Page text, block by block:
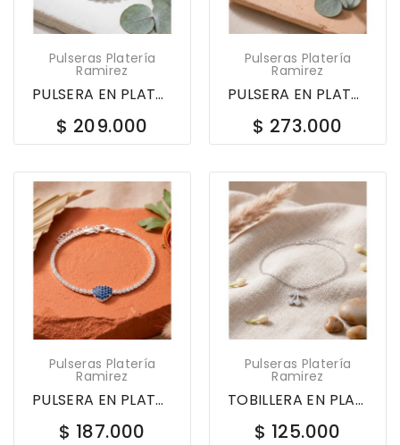
Pulseras Platería
Ramirez
PULSERA EN PLATA LEY 925 TENIS CONBINADA CON...
$ 209.000
Pulseras Platería
Ramirez
PULSERA EN PLATA LEY 925 TENIS CON CIRCONES 603361
$ 273.000
Pulseras Platería
Ramirez
PULSERA EN PLATA LEY 925 TENIS CORAZON CON...
$ 187.000
Pulseras Platería
Ramirez
TOBILLERA EN PLATA LEY 925 CEREZA CON CIRCONES...
$ 125.000